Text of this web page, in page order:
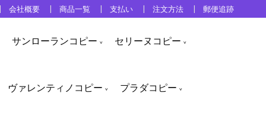
会社概要 商品一覧 支払い 注文方法 郵便追跡
サンローランコピー セリーヌコピー
ヴァレンティノコピー プラダコピー